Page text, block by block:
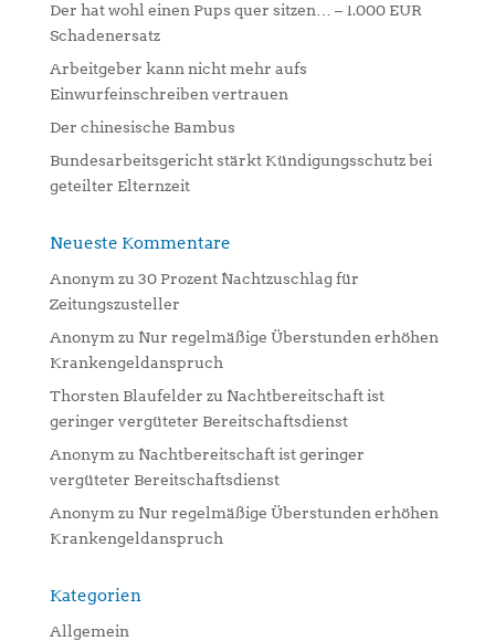
v
e
:
Der hat wohl einen Pups quer sitzen… – 1.000 EUR
Schadenersatz
Arbeitgeber kann nicht mehr aufs
Einwurfeinschreiben vertrauen
Der chinesische Bambus
Bundesarbeitsgericht stärkt Kündigungsschutz bei
geteilter Elternzeit
Neueste Kommentare
Anonym zu 30 Prozent Nachtzuschlag für
Zeitungszusteller
Anonym zu Nur regelmäßige Überstunden erhöhen
Krankengeldanspruch
Thorsten Blaufelder zu Nachtbereitschaft ist
geringer vergüteter Bereitschaftsdienst
Anonym zu Nachtbereitschaft ist geringer
vergüteter Bereitschaftsdienst
Anonym zu Nur regelmäßige Überstunden erhöhen
Krankengeldanspruch
Kategorien
Allgemein